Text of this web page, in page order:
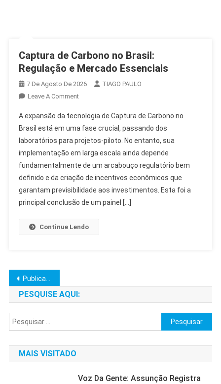
Captura de Carbono no Brasil:
Regulação e Mercado Essenciais
7 De Agosto De 2026
TIAGO PAULO
Leave A CommentOn
De
Carbono
No
Brasil:
Regulação
E
Mercado
Essenciais
A expansão da tecnologia de Captura de Carbono no
Brasil está em uma fase crucial, passando dos
laboratórios para projetos-piloto. No entanto, sua
implementação em larga escala ainda depende
fundamentalmente de um arcabouço regulatório bem
definido e da criação de incentivos econômicos que
garantam previsibilidade aos investimentos. Esta foi a
principal conclusão de um painel […]
Continue Lendo
Navegação
por
posts
Publicações mais antigas
PESQUISE AQUI:
Pesquisar
por:
MAIS VISITADO
Voz Da Gente: Assunção Registra